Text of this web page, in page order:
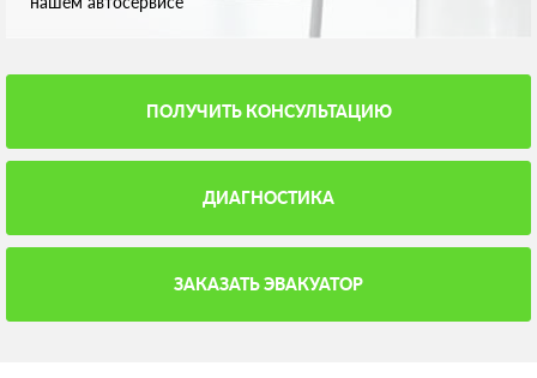
ПОЛУЧИТЬ КОНСУЛЬТАЦИЮ
ДИАГНОСТИКА
ЗАКАЗАТЬ ЭВАКУАТОР